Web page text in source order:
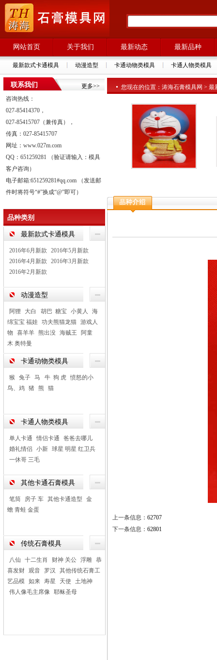
网站首页 关于我们 最新动态 最新品种
最新款式卡通模具 动漫造型 卡通动物类模具 卡通人物类模具
更多>>
联系我们
咨询热线：
027-85414370，
027-85415707（兼传真），
传真：027-85415707
网址：www.027m.com
QQ：651259281 （验证请输入：模具
客户咨询）
电子邮箱:651259281#qq.com （发送邮
件时将符号“#”换成“@”即可）
品种类别
最新款式卡通模具
2016年6月新款
2016年5月新款
2016年4月新款
2016年3月新款
2016年2月新款
动漫造型
阿狸 大白 胡巴 糖宝 小黄人
海
绵宝宝 福娃 功夫熊猫龙猫 游戏人
物
喜羊羊 熊出没 海贼王
阿童
木 奥特曼
卡通动物类模具
猴 兔子 马 牛 狗 虎 愤怒的小
鸟、鸡 猪 熊 猫
卡通人物类模具
单人卡通 情侣卡通
爸爸去哪儿
婚礼情侣
小新 球星 明星 红卫兵
一休哥 三毛
其他卡通石膏模具
笔筒 房子 车 其他卡通造型
金
蟾 青蛙 金蛋
传统石膏模具
八仙 十二生肖 财神 关公 浮雕 恭
喜发财 观音 罗汉
其他传统石膏工
艺品模 如来 寿星 天使
土地神
伟人像毛主席像 耶稣圣母
您现在的位置：涛海石膏模具网 > 最
上一条信息： 62707
下一条信息： 62801